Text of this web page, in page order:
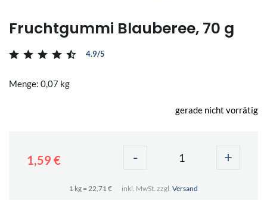
Fruchtgummi Blauberee, 70 g
4.9/5
Menge: 0,07 kg
gerade nicht vorrätig
1,59 € - +
1 kg = 22,71 € inkl. MwSt. zzgl. Versand